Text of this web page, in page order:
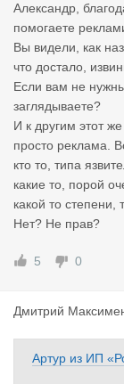
мпании?! Если
ницах
е есть
Пояснять тут
ной".То
енькой
вляете
лять нет
Если вы
ть отзывы и
Это же
Александр,
помогаете
Вы видели, как
что достало,
Если вам не
заглядываете?
И к другим этот
просто реклама.
кто то, типа
какие то, порой
какой то степени,
Нет? Не прав?
5 0
Дмитрий Ма
Артур из ИП